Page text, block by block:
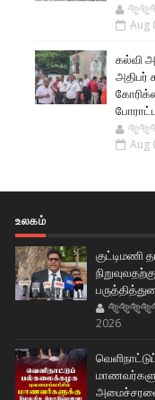
Aug
கல்வி
அதிபர்
Aug
உலகம்
குட்டிமணி
2026